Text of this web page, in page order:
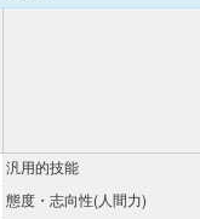
汎用的技能
態度・志向性(人間力)